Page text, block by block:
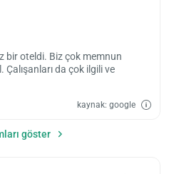
bir oteldi. Biz çok memnun
Çalışanları da çok ilgili ve
kaynak: google
göster